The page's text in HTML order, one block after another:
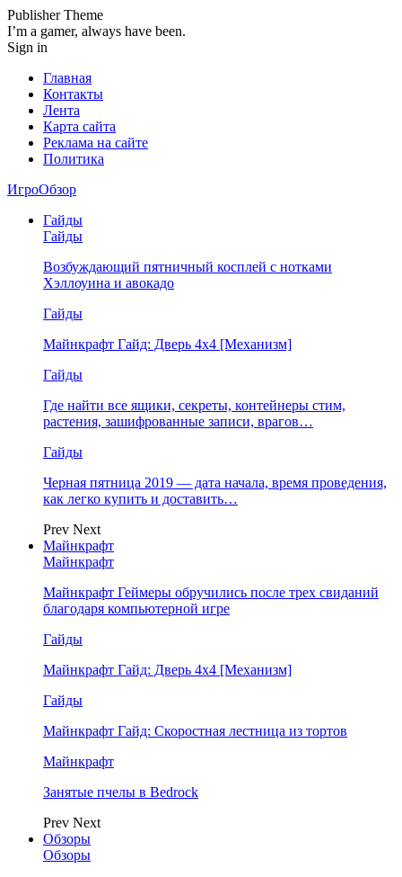
Publisher Theme
I’m a gamer, always have been.
Sign in
Главная
Контакты
Лента
Карта сайта
Реклама на сайте
Политика
ИгроОбзор
Гайды
Гайды
Возбуждающий пятничный косплей с нотками
Хэллоуина и авокадо
Гайды
Майнкрафт Гайд: Дверь 4х4 [Механизм]
Гайды
Где найти все ящики, секреты, контейнеры стим,
растения, зашифрованные записи, врагов…
Гайды
Черная пятница 2019 — дата начала, время проведения,
как легко купить и доставить…
Prev Next
Майнкрафт
Майнкрафт
Майнкрафт Геймеры обручились после трех свиданий
благодаря компьютерной игре
Гайды
Майнкрафт Гайд: Дверь 4х4 [Механизм]
Гайды
Майнкрафт Гайд: Скоростная лестница из тортов
Майнкрафт
Занятые пчелы в Bedrock
Prev Next
Обзоры
Обзоры